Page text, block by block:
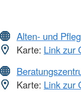
Alten- und
Karte: Link zur
Karte: Link zur